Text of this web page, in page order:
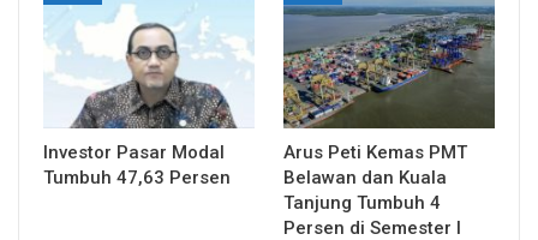
Investor Pasar Modal
Tumbuh 47,63 Persen
Arus Peti Kemas PMT
Belawan dan Kuala
Tanjung Tumbuh 4
Persen di Semester I